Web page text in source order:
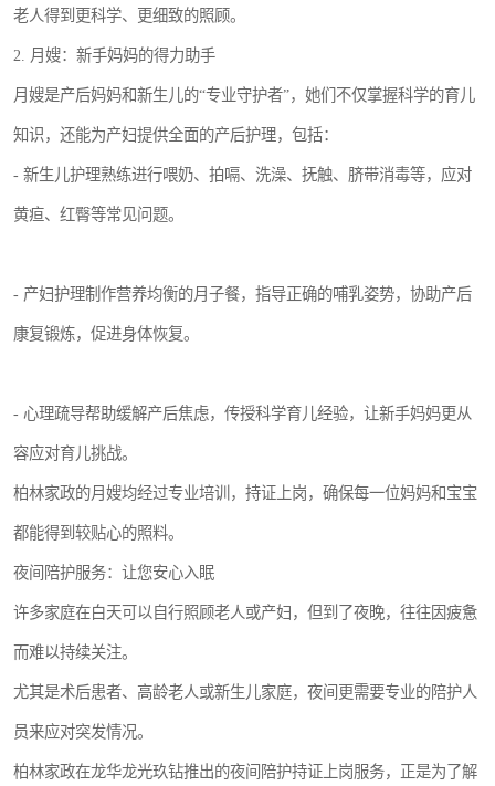
老人得到更科学、更细致的照顾。
2. 月嫂：新手妈妈的得力助手
月嫂是产后妈妈和新生儿的“专业守护者”，她们不仅掌握科学的育儿
知识，还能为产妇提供全面的产后护理，包括：
- 新生儿护理熟练进行喂奶、拍嗝、洗澡、抚触、脐带消毒等，应对
黄疸、红臀等常见问题。
- 产妇护理制作营养均衡的月子餐，指导正确的哺乳姿势，协助产后
康复锻炼，促进身体恢复。
- 心理疏导帮助缓解产后焦虑，传授科学育儿经验，让新手妈妈更从
容应对育儿挑战。
柏林家政的月嫂均经过专业培训，持证上岗，确保每一位妈妈和宝宝
都能得到较贴心的照料。
夜间陪护服务：让您安心入眠
许多家庭在白天可以自行照顾老人或产妇，但到了夜晚，往往因疲惫
而难以持续关注。
尤其是术后患者、高龄老人或新生儿家庭，夜间更需要专业的陪护人
员来应对突发情况。
柏林家政在龙华龙光玖钻推出的夜间陪护持证上岗服务，正是为了解